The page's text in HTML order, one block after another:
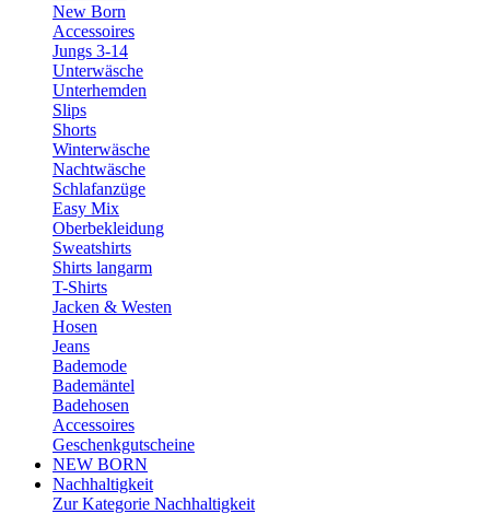
New Born
Accessoires
Jungs 3-14
Unterwäsche
Unterhemden
Slips
Shorts
Winterwäsche
Nachtwäsche
Schlafanzüge
Easy Mix
Oberbekleidung
Sweatshirts
Shirts langarm
T-Shirts
Jacken & Westen
Hosen
Jeans
Bademode
Bademäntel
Badehosen
Accessoires
Geschenkgutscheine
NEW BORN
Nachhaltigkeit
Zur Kategorie Nachhaltigkeit